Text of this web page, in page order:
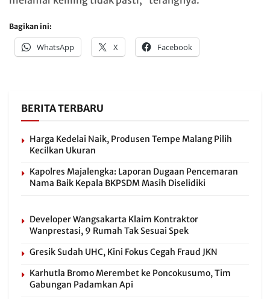
Bagikan ini:
WhatsApp X Facebook
BERITA TERBARU
Harga Kedelai Naik, Produsen Tempe Malang Pilih
Kecilkan Ukuran
Kapolres Majalengka: Laporan Dugaan Pencemaran
Nama Baik Kepala BKPSDM Masih Diselidiki
Developer Wangsakarta Klaim Kontraktor
Wanprestasi, 9 Rumah Tak Sesuai Spek
Gresik Sudah UHC, Kini Fokus Cegah Fraud JKN
Karhutla Bromo Merembet ke Poncokusumo, Tim
Gabungan Padamkan Api